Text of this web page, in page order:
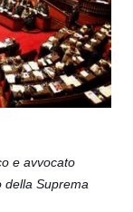
e avvocato
della Suprema